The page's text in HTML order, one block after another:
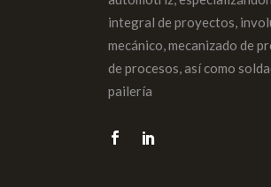
integral de proyectos,
mecánico, mecanizado de
de procesos, así como
pailería